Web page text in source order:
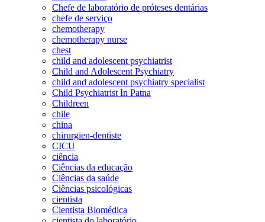
Chefe de laboratório de próteses dentárias
chefe de serviço
chemotherapy
chemotherapy nurse
chest
child and adolescent psychiatrist
Child and Adolescent Psychiatry
child and adolescent psychiatry specialist
Child Psychiatrist In Patna
Childreen
chile
china
chirurgien-dentiste
CICU
ciência
Ciências da educação
Ciências da saúde
Ciências psicológicas
cientista
Cientista Biomédica